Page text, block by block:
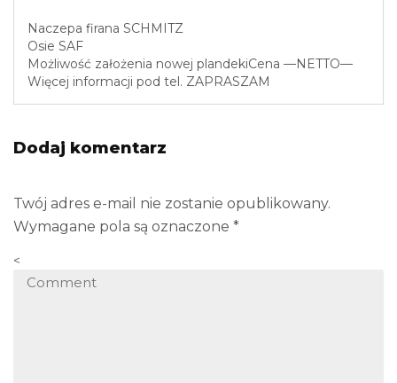
Naczepa firana SCHMITZ
Osie SAF
Możliwość założenia nowej plandekiCena —NETTO—
Więcej informacji pod tel. ZAPRASZAM
Dodaj komentarz
Twój adres e-mail nie zostanie opublikowany.
Wymagane pola są oznaczone *
<